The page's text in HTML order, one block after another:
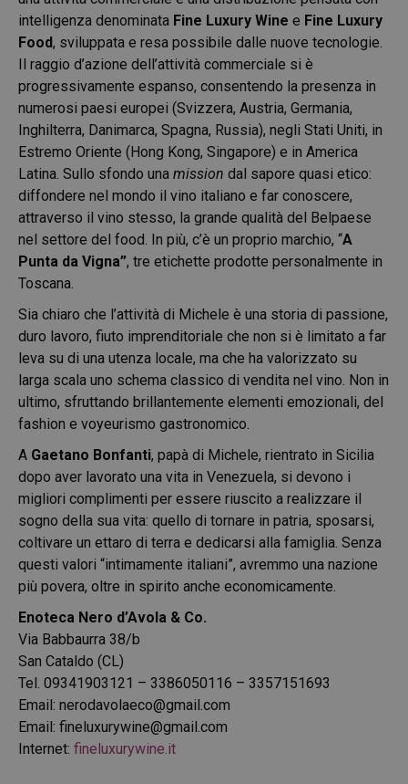
intelligenza denominata Fine Luxury Wine e Fine Luxury
Food, sviluppata e resa possibile dalle nuove tecnologie.
Il raggio d’azione dell’attività commerciale si è
progressivamente espanso, consentendo la presenza in
numerosi paesi europei (Svizzera, Austria, Germania,
Inghilterra, Danimarca, Spagna, Russia), negli Stati Uniti, in
Estremo Oriente (Hong Kong, Singapore) e in America
Latina. Sullo sfondo una mission dal sapore quasi etico:
diffondere nel mondo il vino italiano e far conoscere,
attraverso il vino stesso, la grande qualità del Belpaese
nel settore del food. In più, c’è un proprio marchio, “A
Punta da Vigna”, tre etichette prodotte personalmente in
Toscana.
Sia chiaro che l’attività di Michele è una storia di passione,
duro lavoro, fiuto imprenditoriale che non si è limitato a far
leva su di una utenza locale, ma che ha valorizzato su
larga scala uno schema classico di vendita nel vino. Non in
ultimo, sfruttando brillantemente elementi emozionali, del
fashion e voyeurismo gastronomico.
A Gaetano Bonfanti, papà di Michele, rientrato in Sicilia
dopo aver lavorato una vita in Venezuela, si devono i
migliori complimenti per essere riuscito a realizzare il
sogno della sua vita: quello di tornare in patria, sposarsi,
coltivare un ettaro di terra e dedicarsi alla famiglia. Senza
questi valori “intimamente italiani”, avremmo una nazione
più povera, oltre in spirito anche economicamente.
Enoteca Nero d’Avola & Co.
Via Babbaurra 38/b
San Cataldo (CL)
Tel. 09341903121 – 3386050116 – 3357151693
Email: nerodavolaeco@gmail.com
Email: fineluxurywine@gmail.com
Internet: fineluxurywine.it